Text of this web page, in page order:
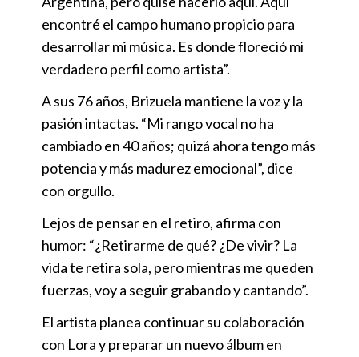
encontré el campo humano propicio para
desarrollar mi música. Es donde floreció mi
verdadero perfil como artista”.
A sus 76 años, Brizuela mantiene la voz y la
pasión intactas. “Mi rango vocal no ha
cambiado en 40 años; quizá ahora tengo más
potencia y más madurez emocional”, dice
con orgullo.
Lejos de pensar en el retiro, afirma con
humor: “¿Retirarme de qué? ¿De vivir? La
vida te retira sola, pero mientras me queden
fuerzas, voy a seguir grabando y cantando”.
El artista planea continuar su colaboración
con Lora y preparar un nuevo álbum en